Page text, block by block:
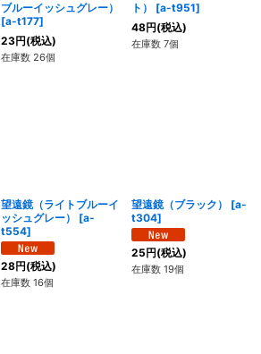
ブルーイッシュグレー）
[a-t177]
23円(税込)
在庫数 26個
ト）
[a-t951]
48円(税込)
在庫数 7個
望遠鏡（ライトブルーイ
ッシュグレー）
[a-
t554]
28円(税込)
在庫数 16個
望遠鏡（ブラック） [a-
t304]
25円(税込)
在庫数 19個